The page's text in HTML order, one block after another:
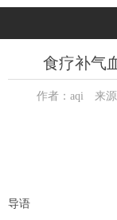
食疗补气
作者：aqi 来
导语